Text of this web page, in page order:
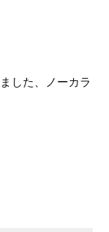
した、ノーカラ